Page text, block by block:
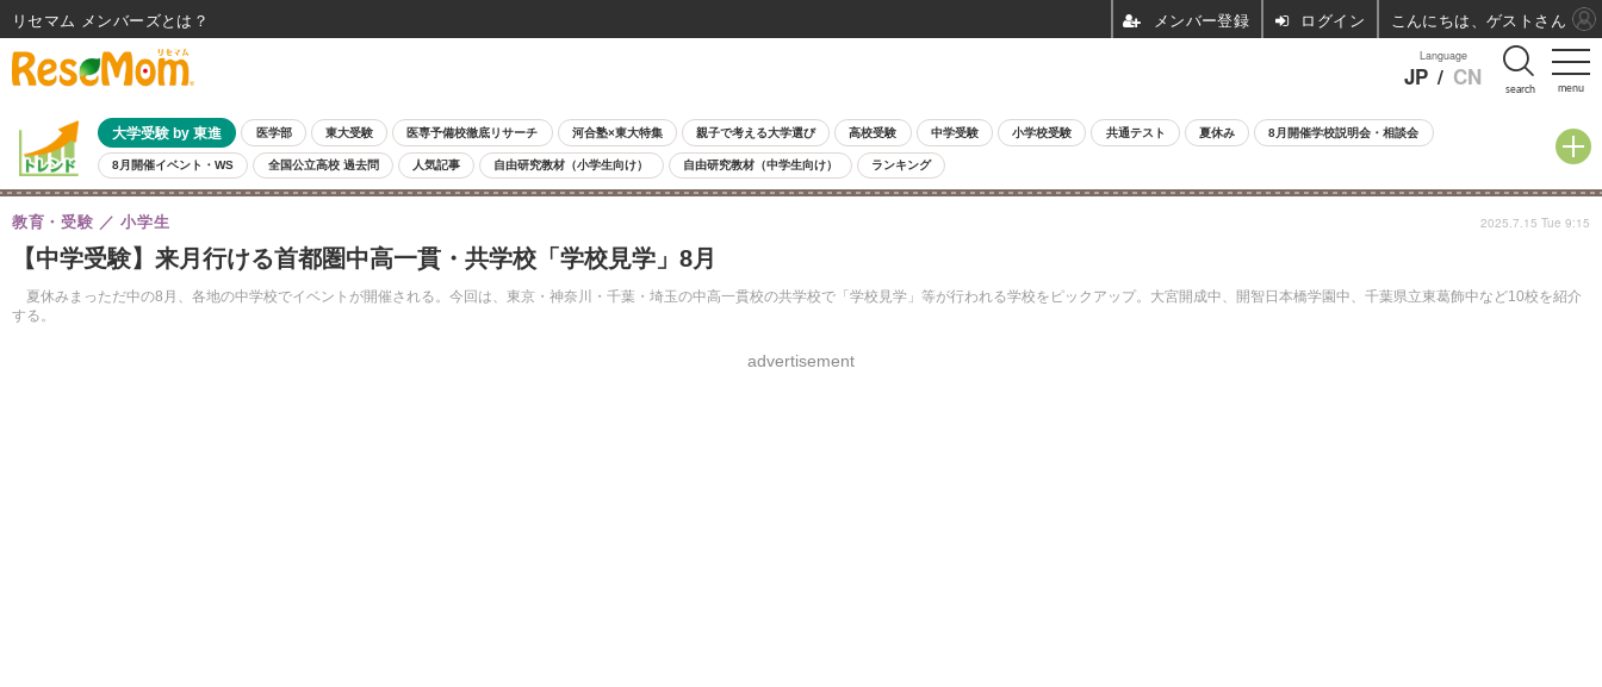
menu
Language
JP / CN search
大学受験 by 東進 医学部 東大受験 医専予備校徹底リサーチ 河合塾×東大特集 親子で考える大学選び 高校受験 中学受験 小学校受験 共通テスト 夏休み 8月開催学校説明会・相談会
8月開催イベント・WS 全国公立高校 過去問 人気記事 自由研究教材（小学生向け） 自由研究教材（中学生向け） ランキング
【中学受験】来月行ける首都圏中高一貫・共学校「学校見学」8月
夏休みまっただ中の8月、各地の中学校でイベントが開催される。今回は、東京・神奈川・千葉・埼玉の中高一貫校の共学校で「学校見学」等が行われる学校をピックアップ。大宮開成中、開智日本橋学園中、千葉県立東葛飾中など10校を紹介
する。
教育・受験 小学生
advertisement
2025.7.15 Tue 9:15
リセマム メンバーズ ログイン こんにちは、ゲストさん